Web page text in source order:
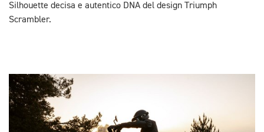
Silhouette decisa e autentico DNA del design Triumph
Scrambler.